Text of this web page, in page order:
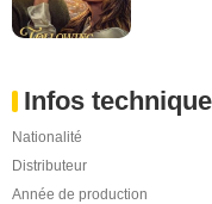
Infos
Nationalité
Distributeur
Année de production